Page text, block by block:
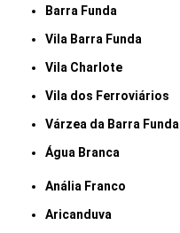
Barra Funda
Vila Barra Funda
Vila Charlote
Vila dos Ferroviários
Várzea da Barra Funda
Água Branca
Anália Franco
Aricanduva